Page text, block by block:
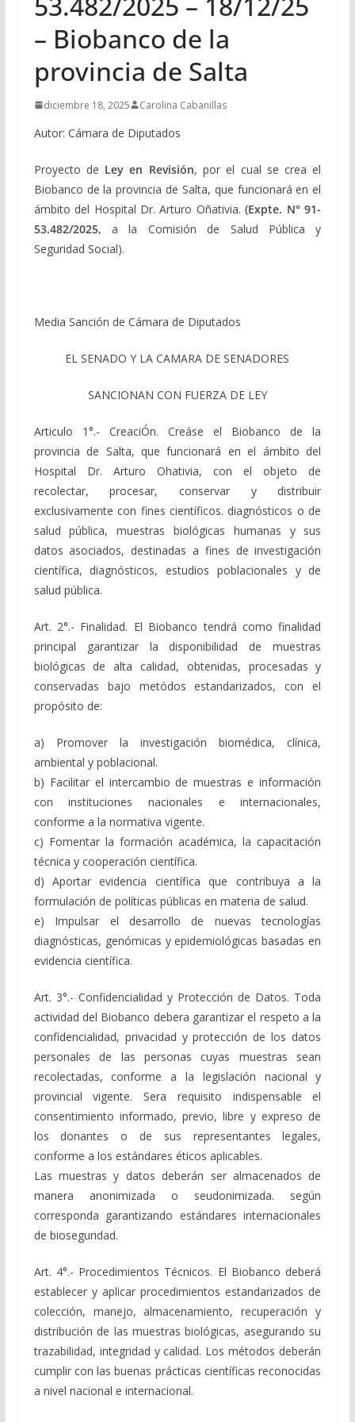
– Biobanco de la
provincia de Salta
diciembre 18, 2025 Carolina Cabanillas
Autor: Cámara de Diputados
Proyecto de Ley en Revisión, por el cual se crea el
Biobanco de la provincia de Salta, que funcionará en el
ámbito del Hospital Dr. Arturo Oñativia.(Expte. N° 91-
53.482/2025,a la Comisión de Salud Pública y
Seguridad Social).
Media Sanción de Cámara de Diputados
EL SENADO Y LA CAMARA DE SENADORES
SANCIONAN CON FUERZA DE LEY
Articulo 1°.- CreaciÓn. Creáse el Biobanco de la
provincia de Salta, que funcionará en el ámbito del
Hospital Dr. Arturo Ohativia, con el objeto de
recolectar, procesar, conservar y distribuir
exclusivamente con fines científicos. diagnósticos o de
salud pública, muestras biológicas humanas y sus
datos asociados, destinadas a fines de investigación
científica, diagnósticos, estudios poblacionales y de
salud pública.
Art. 2°.- Finalidad. El Biobanco tendrá como finalidad
principal garantizar la disponibilidad de muestras
biológicas de alta calidad, obtenidas, procesadas y
conservadas bajo metódos estandarizados, con el
propósito de:
a) Promover la investigación biomédica, clínica,
ambiental y poblacional.
b) Facilitar el intercambio de muestras e información
con instituciones nacionales e internacionales,
conforme a la normativa vigente.
c) Fomentar la formación académica, la capacitación
técnica y cooperación científica.
d) Aportar evidencia científica que contribuya a la
formulación de políticas públicas en materia de salud.
e) Impulsar el desarrollo de nuevas tecnologías
diagnósticas, genómicas y epidemiológicas basadas en
evidencia científica.
Art. 3°.- Confidencialidad y Protección de Datos. Toda
actividad del Biobanco debera garantizar el respeto a la
confidencialidad, privacidad y protección de los datos
personales de las personas cuyas muestras sean
recolectadas, conforme a la legislación nacional y
provincial vigente. Sera requisito indispensable el
consentimiento informado, previo, libre y expreso de
los donantes o de sus representantes legales,
conforme a los estándares éticos aplicables.
Las muestras y datos deberán ser almacenados de
manera anonimizada o seudonimizada. según
corresponda garantizando estándares internacionales
de bioseguridad.
Art. 4°.- Procedimientos Técnicos. El Biobanco deberá
establecer y aplicar procedimientos estandarizados de
colección, manejo, almacenamiento, recuperación y
distribución de las muestras biológicas, asegurando su
trazabilidad, integridad y calidad. Los métodos deberán
cumplir con las buenas prácticas científicas reconocidas
a nivel nacional e internacional.